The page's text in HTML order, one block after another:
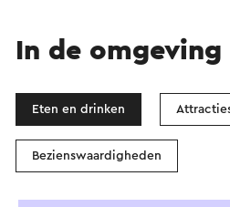
In de omgeving
Eten en drinken
Bezienswaardigheden